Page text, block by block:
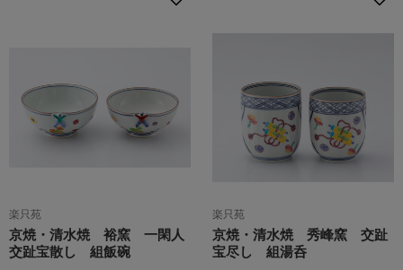
楽只苑
京焼・清水焼 裕窯 一閑人
交趾宝散し 組飯碗
楽只苑
京焼・清水焼 秀峰窯 交趾
宝尽し 組湯呑